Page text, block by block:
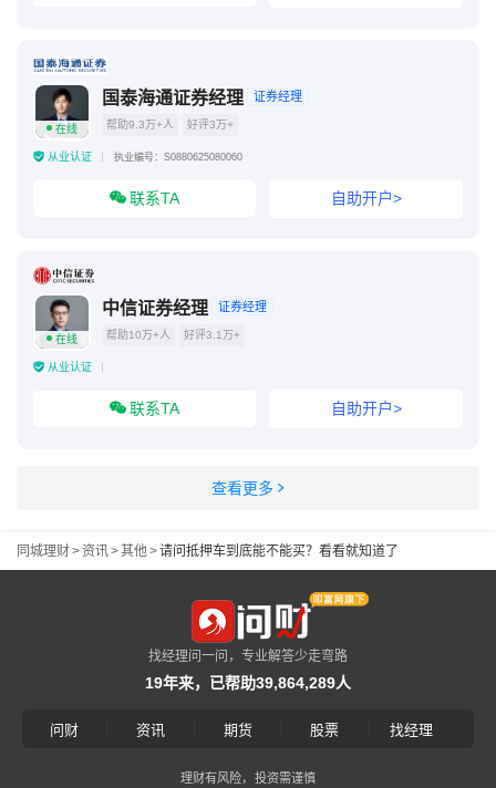
在线
国泰海通证券经理 证券经理
帮助9.3万+人 好评3万+
从业认证 执业编号：S0880625080060
联系TA 自助开户>
在线
中信证券经理 证券经理
帮助10万+人 好评3.1万+
从业认证
联系TA 自助开户>
查看更多
同城理财>资讯>其他>请问抵押车到底能不能买？看看就知道了
找经理问一问，专业解答少走弯路
19年来，已帮助39,864,289人
问财 资讯 期货 股票 找经理
理财有风险，投资需谨慎